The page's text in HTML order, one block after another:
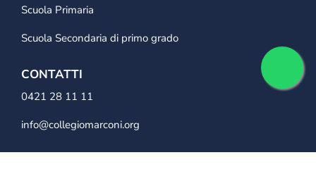
Scuola Primaria
Scuola Secondaria di primo grado
CONTATTI
0421 28 11 11
info@collegiomarconi.org